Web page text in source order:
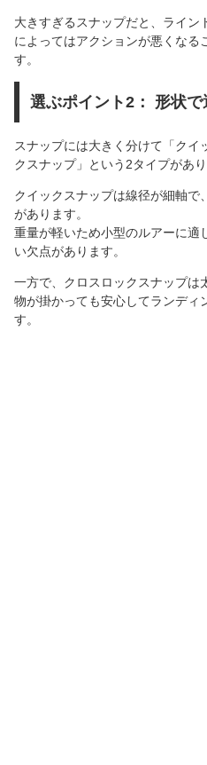
大きすぎるスナップだと、ライン
によってはアクションが悪くなる
す。
選ぶポイント2： 形状で
スナップには大きく分けて「クイ
クスナップ」という2タイプがあり
クイックスナップは線径が細軸で
があります。
重量が軽いため小型のルアーに適
い欠点があります。
一方で、クロスロックスナップは
物が掛かっても安心してランディ
す。